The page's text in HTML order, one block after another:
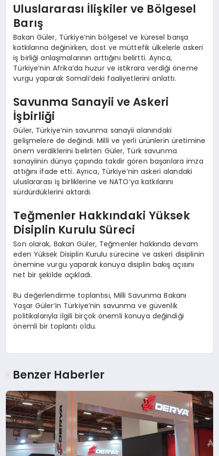
Uluslararası İlişkiler ve Bölgesel
Barış
Bakan Güler, Türkiye’nin bölgesel ve küresel barışa
katkılarına değinirken, dost ve müttefik ülkelerle askeri
iş birliği anlaşmalarının arttığını belirtti. Ayrıca,
Türkiye’nin Afrika’da huzur ve istikrara verdiği öneme
vurgu yaparak Somali’deki faaliyetlerini anlattı.
Savunma Sanayii ve Askeri
İşbirliği
Güler, Türkiye’nin savunma sanayii alanındaki
gelişmelere de değindi. Milli ve yerli ürünlerin üretimine
önem verdiklerini belirten Güler, Türk savunma
sanayiinin dünya çapında takdir gören başarılara imza
attığını ifade etti. Ayrıca, Türkiye’nin askeri alandaki
uluslararası iş birliklerine ve NATO’ya katkılarını
sürdürdüklerini aktardı.
Teğmenler Hakkındaki Yüksek
Disiplin Kurulu Süreci
Son olarak, Bakan Güler, Teğmenler hakkında devam
eden Yüksek Disiplin Kurulu sürecine ve askeri disiplinin
önemine vurgu yaparak konuya disiplin bakış açısını
net bir şekilde açıkladı.
Bu değerlendirme toplantısı, Milli Savunma Bakanı
Yaşar Güler’in Türkiye’nin savunma ve güvenlik
politikalarıyla ilgili birçok önemli konuya değindiği
önemli bir toplantı oldu.
Benzer Haberler